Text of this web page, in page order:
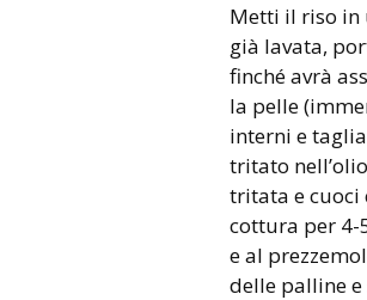
Metti il riso in
già lavata,
finché avrà
la pelle
interni e
tritato
tritata e cuoci
cottura per 4-
e al
delle palline